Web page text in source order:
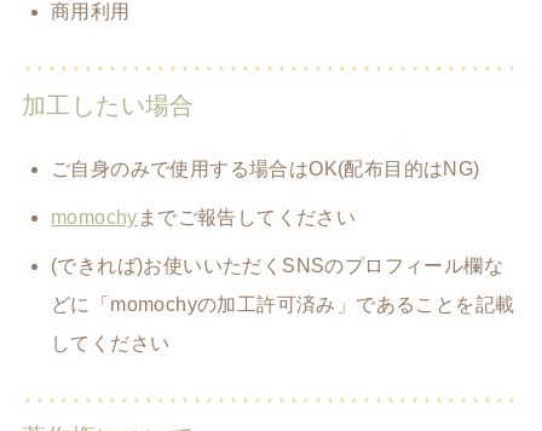
商用利用
加工したい場合
ご自身のみで使用する場合はOK(配布目的はNG)
momochy までご報告してください
(できれば)お使いいただくSNSのプロフィール欄な
どに「momochyの加工許可済み」であることを記載
してください